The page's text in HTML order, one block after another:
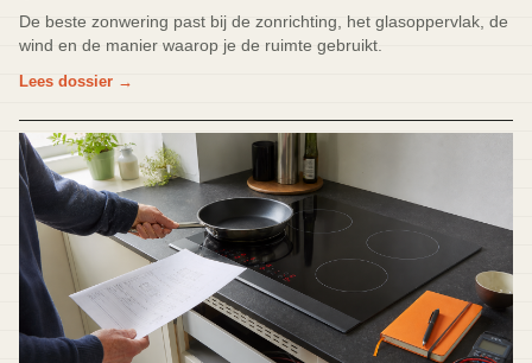
De beste zonwering past bij de zonrichting, het glasoppervlak, de
wind en de manier waarop je de ruimte gebruikt.
Lees dossier →